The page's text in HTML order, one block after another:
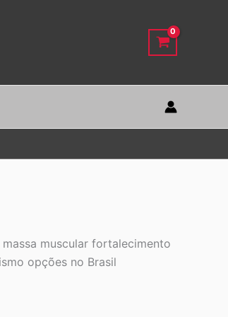
muscular fortalecimento
opções no Brasil